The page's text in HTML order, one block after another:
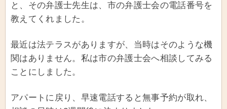
と、その弁護士先生は、市の弁護士会の電話番号を
教えてくれました。
最近は法テラスがありますが、当時はそのような機
関はありません。私は市の弁護士会へ相談してみる
ことにしました。
アパートに戻り、早速電話すると無事予約が取れ、